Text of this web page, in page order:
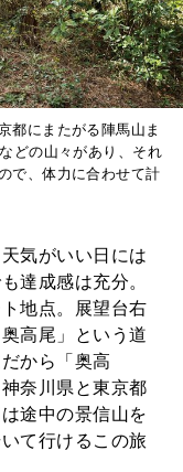
都にまたがる陣馬山ま
どの山々があり、それ
で、体力に合わせて計
気がいい日には
達成感は充分。
地点。展望台右
高尾」という道
から「奥高
奈川県と東京都
途中の景信山を
て行けるこの旅